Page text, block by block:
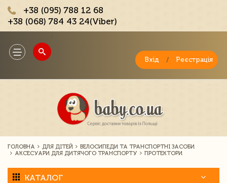
+38 (095) 788 12 68
+38 (068) 784 43 24(Viber)
Toggle
navigation
Вхід / Реєстрація
ГОЛОВНА ДЛЯ ДІТЕЙ
ВЕЛОСИПЕДИ ТА ТРАНСПОРТНІ ЗАСОБИ
АКСЕСУАРИ ДЛЯ ДИТЯЧОГО ТРАНСПОРТУ
ПРОТЕКТОРИ
КАТАЛОГ